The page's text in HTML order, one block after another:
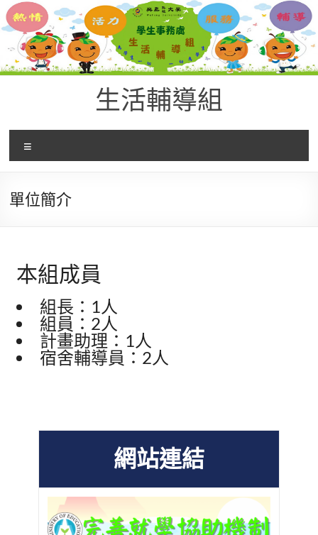
生活輔導組
單位簡介
本組成員
組長：1人
組員：2人
計畫助理：1人
宿舍輔導員：2人
網站連結